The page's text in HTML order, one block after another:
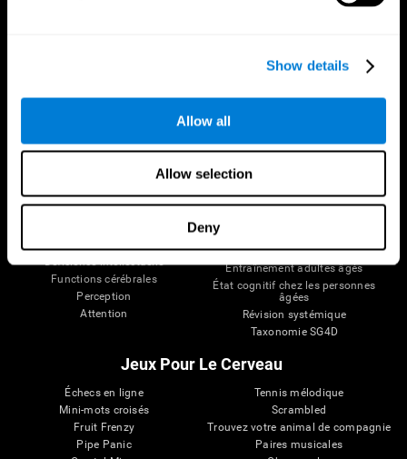
Show details
Allow all
Allow selection
Deny
Cerveau et esprit
Les parties du cerveau
Neurones
Plasticité neuronale
Déficience intellectuelle
Functions cérébrales
Perception
Attention
Validation thérapeutique
numérique
Jeux d'ordinateur
Pilotes
Personnes âgées en bonne santé
(iTV)
Entraînement adultes âgés
État cognitif chez les personnes
âgées
Révision systémique
Taxonomie SG4D
Jeux Pour Le Cerveau
Échecs en ligne
Mini-mots croisés
Fruit Frenzy
Pipe Panic
Tennis mélodique
Scrambled
Trouvez votre animal de compagnie
Paires musicales